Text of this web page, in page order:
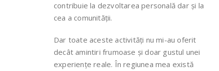
contribuie la dezvoltarea personală dar și la
cea a comunității.
Dar toate aceste activități nu mi-au oferit
decât amintiri frumoase și doar gustul unei
experiențe reale. În regiunea mea există